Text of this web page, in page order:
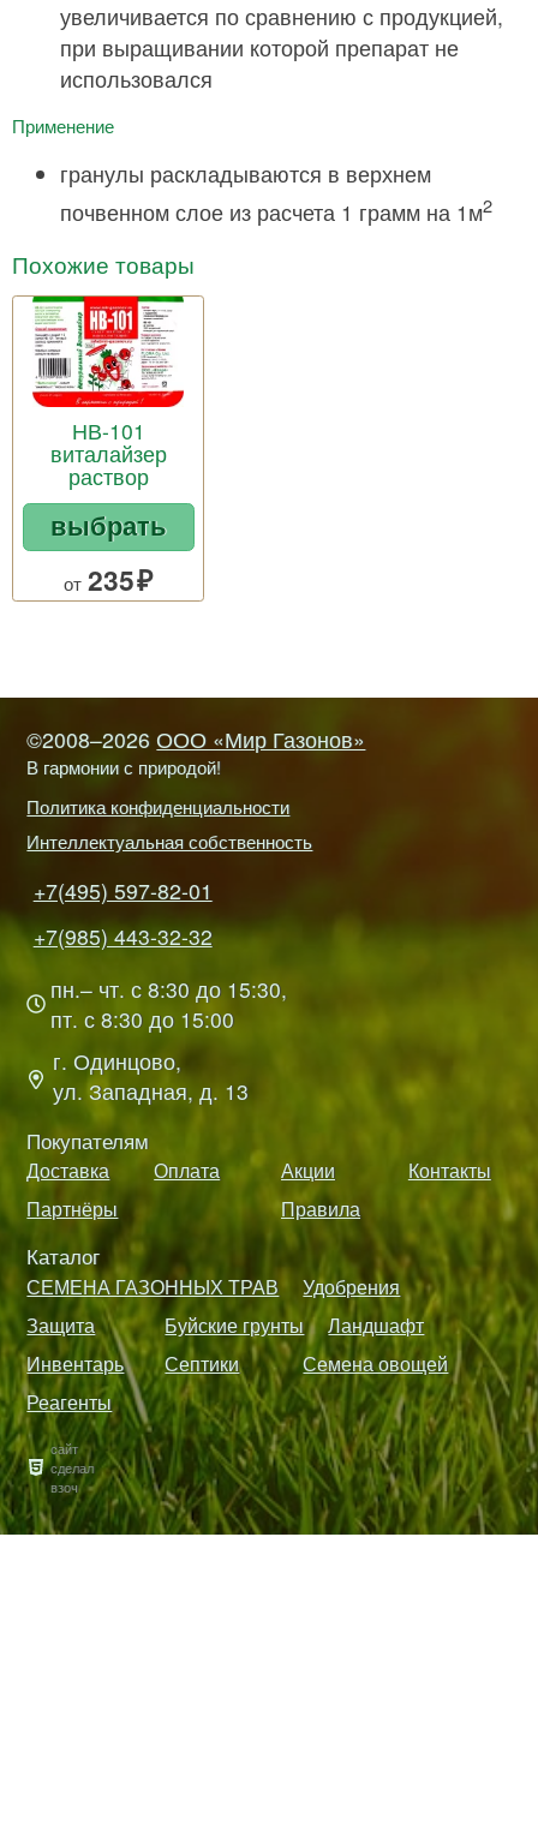
увеличивается по сравнению с продукцией,
при выращивании которой препарат не
использовался
Применение
гранулы раскладываются в верхнем
почвенном слое из расчета 1 грамм на 1м2
Похожие товары
НВ-101
виталайзер
раствор
выбрать
от 235
©2008–2026 ООО «Мир Газонов»
В гармонии с природой!
Политика конфиденциальности
Интеллектуальная собственность
+7(495) 597-82-01
+7(985) 443-32-32
пн.– чт. с 8:30 до 15:30,
пт. с 8:30 до 15:00
г. Одинцово,
ул. Западная, д. 13
Покупателям
Доставка Оплата Акции
Контакты
Партнёры
Правила
Каталог
СЕМЕНА ГАЗОННЫХ ТРАВ
Удобрения
Защита
Буйские грунты
Ландшафт
Инвентарь
Септики
Семена овощей
Реагенты
сайт
сделал
взоч